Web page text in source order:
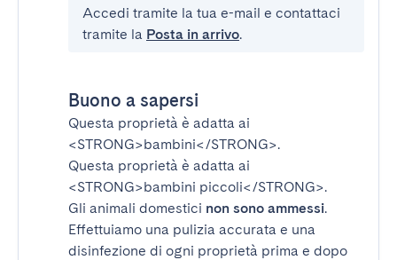
Accedi tramite la tua e-mail e contattaci
tramite la Posta in arrivo.
Buono a sapersi
Questa proprietà è adatta ai
<STRONG>bambini</STRONG>.
Questa proprietà è adatta ai
<STRONG>bambini piccoli</STRONG>.
Gli animali domestici non sono ammessi.
Effettuiamo una pulizia accurata e una
disinfezione di ogni proprietà prima e dopo